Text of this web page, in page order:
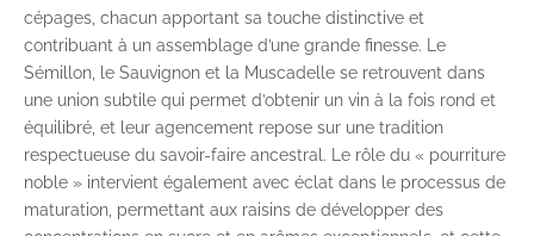
cépages, chacun apportant sa touche distinctive et
contribuant à un assemblage d’une grande finesse. Le
Sémillon, le Sauvignon et la Muscadelle se retrouvent dans
une union subtile qui permet d’obtenir un vin à la fois rond et
équilibré, et leur agencement repose sur une tradition
respectueuse du savoir-faire ancestral. Le rôle du « pourriture
noble » intervient également avec éclat dans le processus de
maturation, permettant aux raisins de développer des